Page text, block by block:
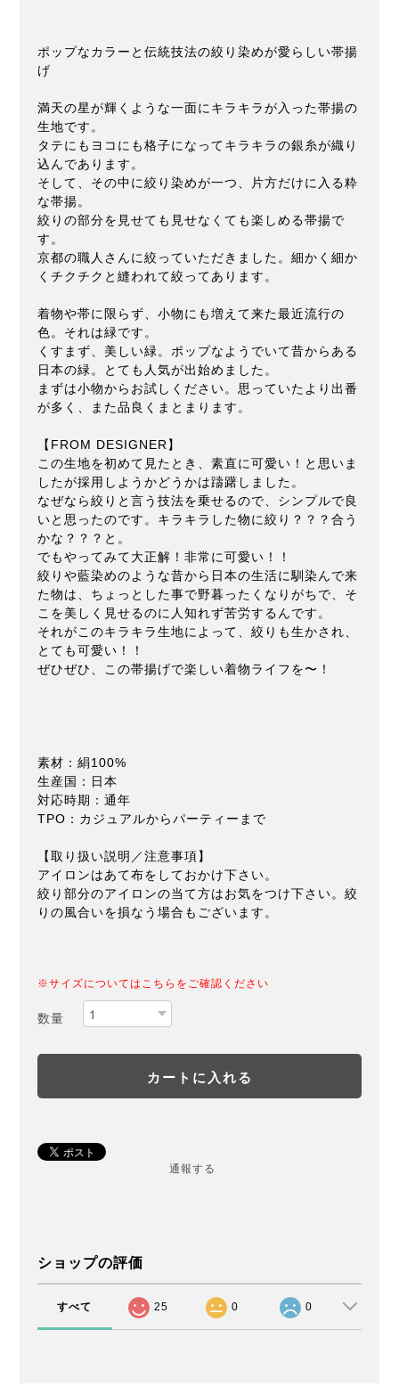
ポップなカラーと伝統技法の絞り染めが愛らしい帯揚
げ
満天の星が輝くような一面にキラキラが入った帯揚の
生地です。
タテにもヨコにも格子になってキラキラの銀糸が織り
込んであります。
そして、その中に絞り染めが一つ、片方だけに入る粋
な帯揚。
絞りの部分を見せても見せなくても楽しめる帯揚で
す。
京都の職人さんに絞っていただきました。細かく細か
くチクチクと縫われて絞ってあります。
着物や帯に限らず、小物にも増えて来た最近流行の
色。それは緑です。
くすまず、美しい緑。ポップなようでいて昔からある
日本の緑。とても人気が出始めました。
まずは小物からお試しください。思っていたより出番
が多く、また品良くまとまります。
【FROM DESIGNER】
この生地を初めて見たとき、素直に可愛い！と思いま
したが採用しようかどうかは躊躇しました。
なぜなら絞りと言う技法を乗せるので、シンプルで良
いと思ったのです。キラキラした物に絞り？？？合う
かな？？？と。
でもやってみて大正解！非常に可愛い！！
絞りや藍染めのような昔から日本の生活に馴染んで来
た物は、ちょっとした事で野暮ったくなりがちで、そ
こを美しく見せるのに人知れず苦労するんです。
それがこのキラキラ生地によって、絞りも生かされ、
とても可愛い！！
ぜひぜひ、この帯揚げで楽しい着物ライフを〜！
素材：絹100%
生産国：日本
対応時期：通年
TPO：カジュアルからパーティーまで
【取り扱い説明／注意事項】
アイロンはあて布をしておかけ下さい。
絞り部分のアイロンの当て方はお気をつけ下さい。絞
りの風合いを損なう場合もございます。
※サイズについてはこちらをご確認ください
数量
通報する
ショップの評価
すべて 25 0 0